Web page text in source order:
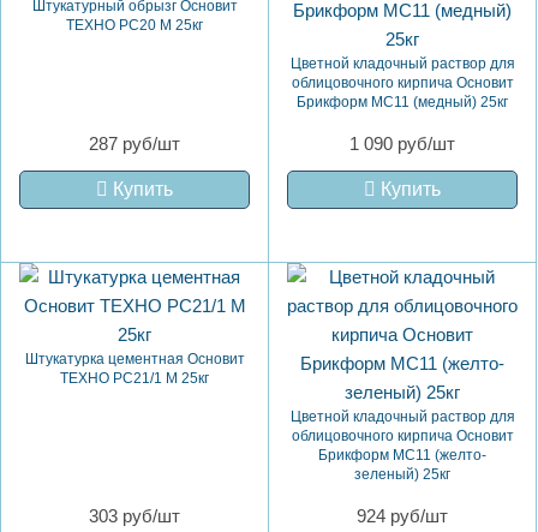
Штукатурный обрызг Основит
ТЕХНО PC20 M 25кг
287 руб/шт
Купить
Цветной кладочный раствор для
облицовочного кирпича Основит
Брикформ MC11 (медный) 25кг
1 090 руб/шт
Купить
Штукатурка цементная Основит
ТЕХНО PC21/1 M 25кг
303 руб/шт
Цветной кладочный раствор для
облицовочного кирпича Основит
Брикформ MC11 (желто-
зеленый) 25кг
924 руб/шт